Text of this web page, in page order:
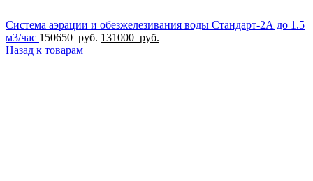
Система аэрации и обезжелезивания воды Стандарт-2А до 1.5
м3/час 150650руб. Первоначальная
131000 руб.
Назад к товарам